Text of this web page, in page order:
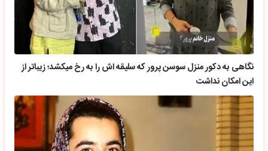
نگاهی به دکور منزل سوسن پرور که سلیقه اش را به رخ میکشد؛ زیباتر از
این امکان نداشت